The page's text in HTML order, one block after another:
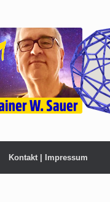
Kontakt | Impressum